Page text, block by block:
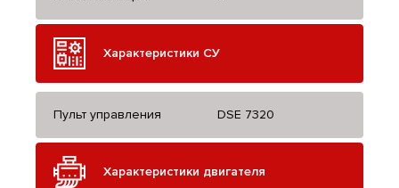
Характеристики СУ
Пульт управления DSE 7320
Характеристики двигателя